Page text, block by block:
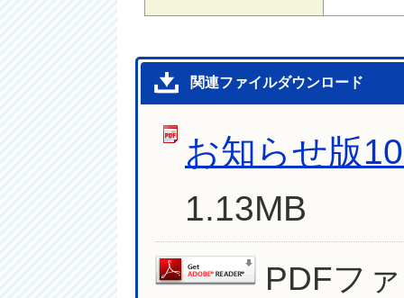
関連ファイルダウンロード
お知らせ版
1.13MB
PDFフ